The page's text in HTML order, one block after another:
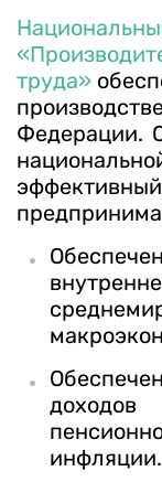
труда»
Федерации.
инфляции.